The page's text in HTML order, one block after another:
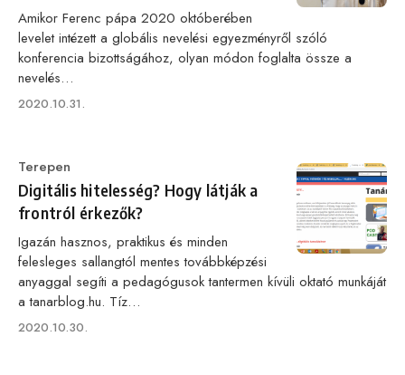
Amikor Ferenc pápa 2020 októberében
levelet intézett a globális nevelési egyezményről szóló
konferencia bizottságához, olyan módon foglalta össze a
nevelés…
Published
2020.10.31.
Category
Terepen
Digitális hitelesség? Hogy látják a
frontról érkezők?
Igazán hasznos, praktikus és minden
felesleges sallangtól mentes továbbképzési
anyaggal segíti a pedagógusok tantermen kívüli oktató munkáját
a tanarblog.hu. Tíz…
Published
2020.10.30.